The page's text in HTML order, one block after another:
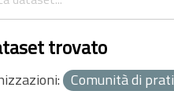
trovato
Comunità di